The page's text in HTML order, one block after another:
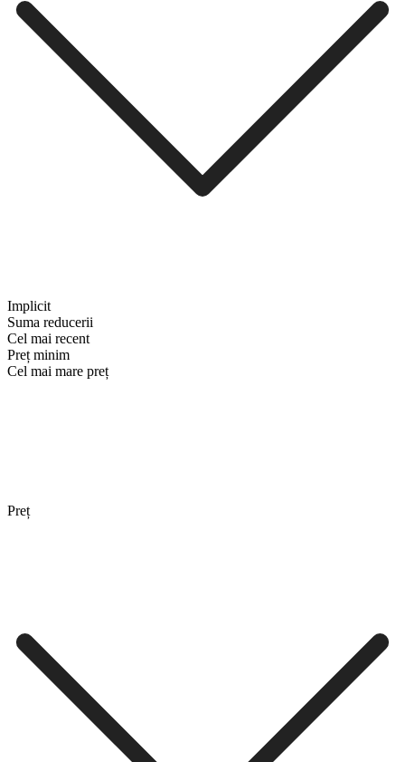
Implicit
Suma reducerii
Cel mai recent
Preț minim
Cel mai mare preț
Preț